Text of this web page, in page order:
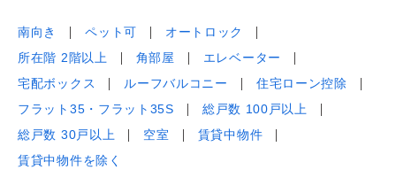
南向き ペット可
オートロック
所在階 2階以上
角部屋
エレベーター
宅配ボックス
ルーフバルコニー
住宅ローン控除
フラット35・フラット35S
総戸数 100戸以上
総戸数 30戸以上
空室
賃貸中物件
賃貸中物件を除く